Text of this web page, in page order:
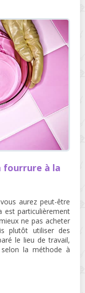
fourrure à la
aurez peut-être
est particulièrement
ne pas acheter
plutôt utiliser des
le lieu de travail,
la méthode à